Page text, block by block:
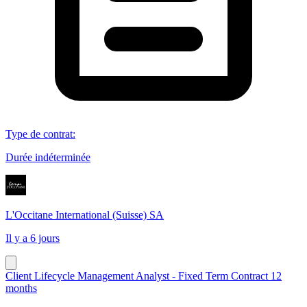
Type de contrat:
Durée indéterminée
L'Occitane International (Suisse) SA
Il y a 6 jours
Client Lifecycle Management Analyst - Fixed Term Contract 12
months